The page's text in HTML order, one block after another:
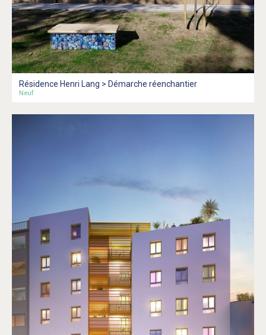
Résidence Henri Lang > Démarche réenchantier
Neuf